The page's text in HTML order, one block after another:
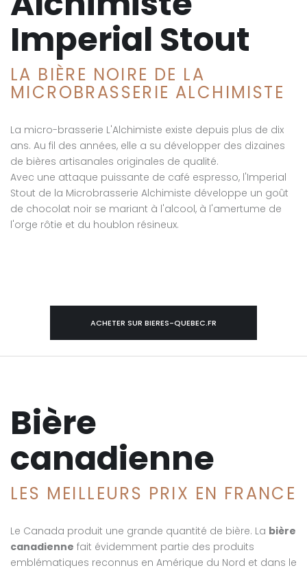
Imperial Stout
LA BIÈRE NOIRE DE LA
MICROBRASSERIE ALCHIMISTE
La micro-brasserie L'Alchimiste existe depuis plus de dix
ans. Au fil des années, elle a su développer des dizaines
de bières artisanales originales de qualité.
Avec une attaque puissante de café espresso, l'Imperial
Stout de la Microbrasserie Alchimiste développe un goût
de chocolat noir se mariant à l'alcool, à l'amertume de
l'orge rôtie et du houblon résineux.
ACHETER SUR BIERES-QUEBEC.FR
Bière
canadienne
LES MEILLEURS PRIX EN FRANCE
Le Canada produit une grande quantité de bière. La bière
canadienne fait évidemment partie des produits
emblématiques reconnus en Amérique du Nord et dans le